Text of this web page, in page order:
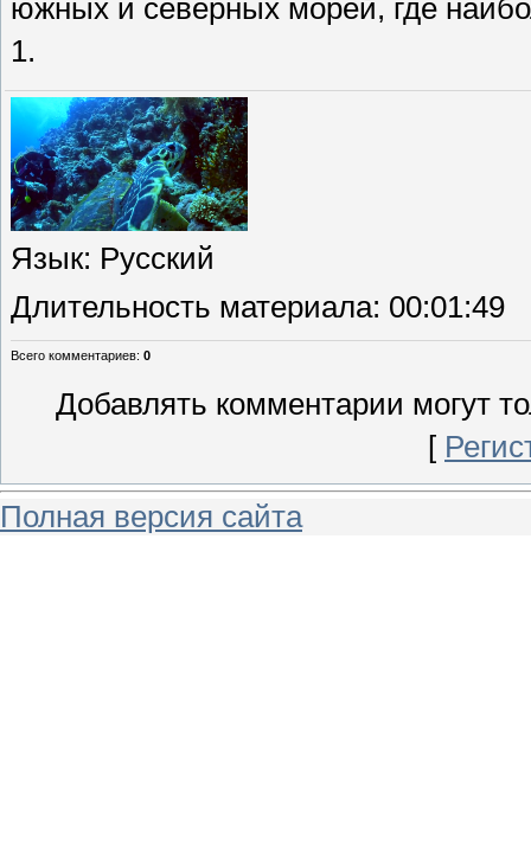
южных и северных морей, где
1.
Язык: Русский
Длительность материала: 00:01:49
Всего комментариев: 0
Добавлять комментарии могут
[
Полная версия сайта